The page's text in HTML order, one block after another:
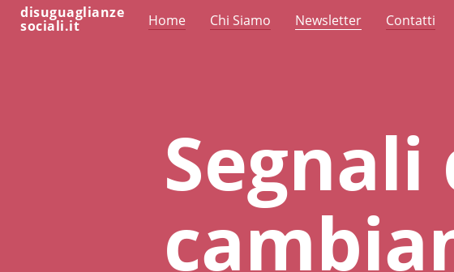
disuguaglianze
sociali.it Home Chi Siamo Newsletter Contatti
Segnali